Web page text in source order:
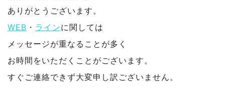
ありがとうございます。
WEB ・ ラインに関しては
メッセージが重なることが多く
お時間をいただくことがございます。
すぐご連絡できず大変申し訳ございません。